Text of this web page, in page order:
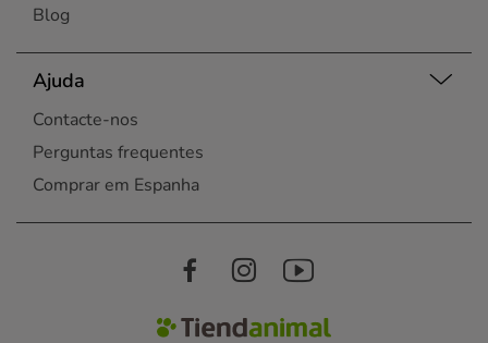
Blog
Ajuda
Contacte-nos
Perguntas frequentes
Comprar em Espanha